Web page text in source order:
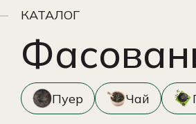
КАТАЛОГ
Пуер Чай